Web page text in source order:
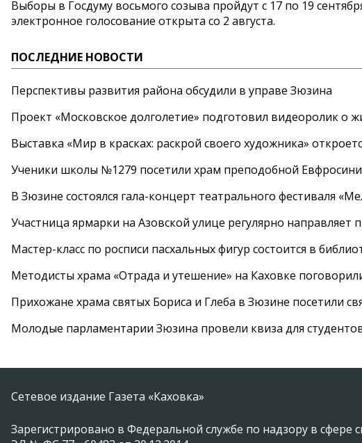
Выборы в Госдуму восьмого созыва пройдут с 17 по 19
электронное голосование открыта со 2 августа.
ПОСЛЕДНИЕ НОВОСТИ
Перспективы развития района обсудили в управе Зюзина
Проект «Московское долголетие» подготовил видеоролик о
Выставка «Мир в красках: раскрой своего художника»
Ученики школы №1279 посетили храм преподобной
В Зюзине состоялся гала-концерт театрального фестиваля
Участница ярмарки на Азовской улице регулярно направляет
Мастер-класс по росписи пасхальных фигур состоится в
Методисты храма «Отрада и утешение» на Каховке
Прихожане храма святых Бориса и Глеба в Зюзине посетили
Молодые парламентарии Зюзина провели квиза для
Сетевое издание Газета «Каховка»
Зарегистрировано в Федеральной службе по надзору в